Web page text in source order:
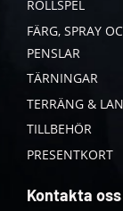
ROLLSPEL
FÄRG, SPRAY
PENSLAR
TÄRNINGAR
TERRÄNG &
TILLBEHÖR
PRESENTKORT
Kontakta oss